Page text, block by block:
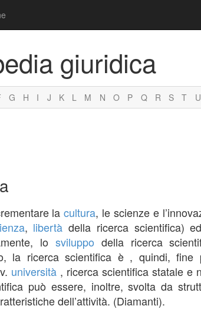
giuridica
G H I J K L M N O P Q R S T U
lacultura, le scienze e
, libertà della ricerca scientifica)
lo sviluppo della ricerca
la ricerca scientifica è , quindi, fine
università , ricerca scientifica statale e
può essere, inoltre, svolta da
dell’attività. (Diamanti).